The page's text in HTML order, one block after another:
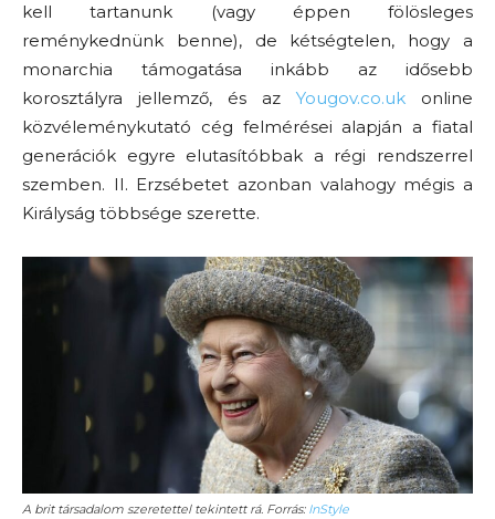
kell tartanunk (vagy éppen fölösleges
reménykednünk benne), de kétségtelen, hogy a
monarchia támogatása inkább az idősebb
korosztályra jellemző, és az
Yougov.co.uk
online
közvéleménykutató cég felmérései alapján a fiatal
generációk egyre elutasítóbbak a régi rendszerrel
szemben. II. Erzsébetet azonban valahogy mégis a
Királyság többsége szerette.
A brit társadalom szeretettel tekintett rá. Forrás: InStyle